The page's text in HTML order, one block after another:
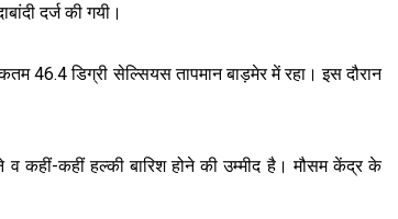
दर्ज की गयी।
46.4 डिग्री सेल्सियस तापमान बाड़मेर में रहा। इस दौरान
कहीं-कहीं हल्की बारिश होने की उम्मीद है। मौसम केंद्र के